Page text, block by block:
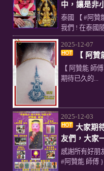
中，讓是非
泰國 【 #阿贊
我們 ! 在泰國
2025-12-07
【 阿
【 阿贊能 師
期待已久的...
2025-12-03
大家期
友們，大家
感謝所有好朋
#阿贊能 師傅